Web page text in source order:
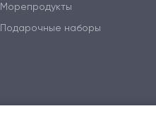
Морепродукты
Подарочные наборы